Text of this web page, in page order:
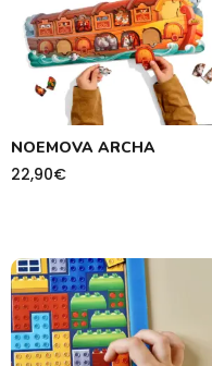
NOEMOVA ARCHA
22,90€